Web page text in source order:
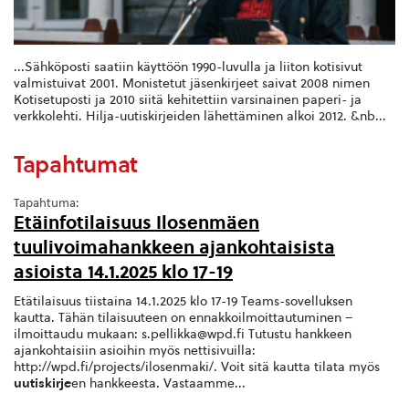
...Sähköposti saatiin käyttöön 1990-luvulla ja liiton kotisivut
valmistuivat 2001. Monistetut jäsenkirjeet saivat 2008 nimen
Kotisetuposti ja 2010 siitä kehitettiin varsinainen paperi- ja
verkkolehti. Hilja-uutiskirjeiden lähettäminen alkoi 2012. &nb...
Tapahtumat
Tapahtuma:
Etäinfotilaisuus Ilosenmäen
tuulivoimahankkeen ajankohtaisista
asioista 14.1.2025 klo 17-19
Etätilaisuus tiistaina 14.1.2025 klo 17-19 Teams-sovelluksen
kautta. Tähän tilaisuuteen on ennakkoilmoittautuminen –
ilmoittaudu mukaan: s.pellikka@wpd.fi Tutustu hankkeen
ajankohtaisiin asioihin myös nettisivuilla:
http://wpd.fi/projects/ilosenmaki/. Voit sitä kautta tilata myös
uutiskirjeen hankkeesta. Vastaamme...